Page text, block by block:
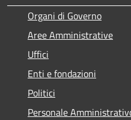
Organi di Governo
Aree Amministrative
Uffici
Enti e fondazioni
Politici
Personale